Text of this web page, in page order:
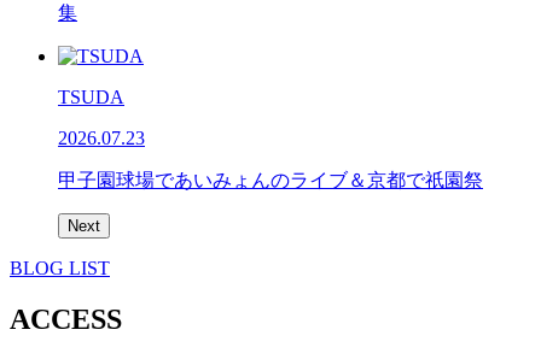
集
TSUDA
2026.07.23
甲子園球場であいみょんのライブ＆京都で祇園祭
Next
BLOG LIST
ACCESS